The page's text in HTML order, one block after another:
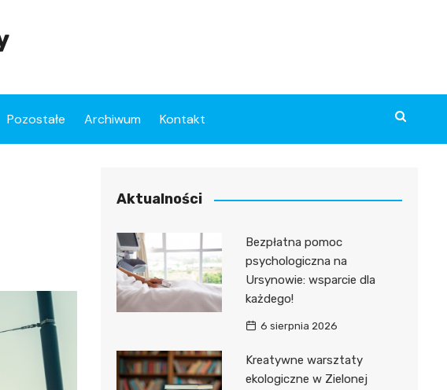
Pozostałe Archiwum Kontakt
Aktualności
Bezpłatna pomoc
psychologiczna na
Ursynowie: wsparcie dla
każdego!
6 sierpnia 2026
Kreatywne warsztaty
ekologiczne w Zielonej